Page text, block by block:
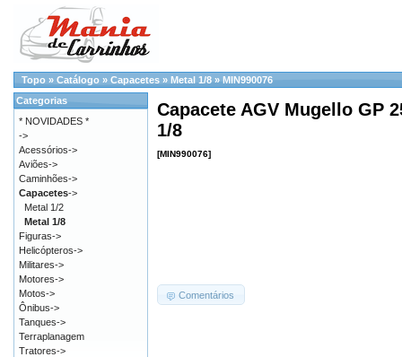
Topo » Catálogo » Capacetes » Metal 1/8 » MIN990076
Capacete AGV Mugello GP
1/8
[MIN990076]
Comentários
Categorias
* NOVIDADES *
->
Acessórios->
Aviões->
Caminhões->
Capacetes->
Metal 1/2
Metal 1/8
Figuras->
Helicópteros->
Militares->
Motores->
Motos->
Ônibus->
Tanques->
Terraplanagem
Tratores->